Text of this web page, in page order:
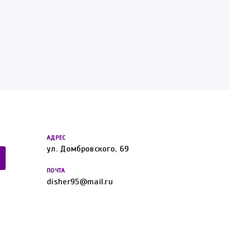
АДРЕС
ул. Домбровского, 69
ПОЧТА
disher95@mail.ru